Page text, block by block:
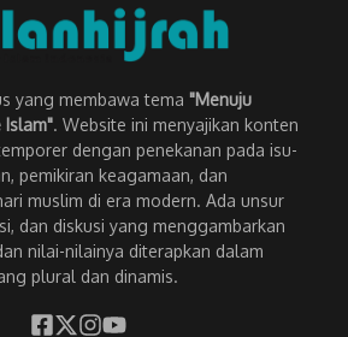
yang membawa tema "Menuju
Islam". Website ini menyajikan konten
dengan penekanan pada isu-
pemikiran keagamaan, dan
muslim di era modern. Ada unsur
dan diskusi yang menggambarkan
nilai-nilainya diterapkan dalam
plural dan dinamis.